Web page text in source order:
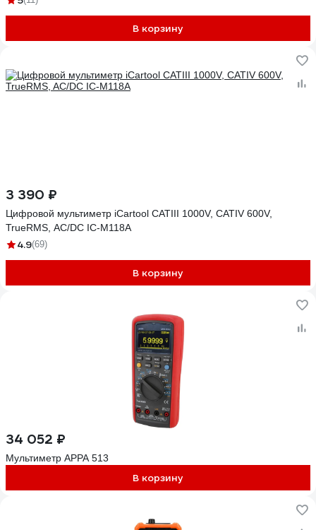
В корзину
3 390 ₽
Цифровой мультиметр iCartool CATIII 1000V, СATIV 600V,
TrueRMS, AC/DC IC-M118A
4.9(69)
В корзину
34 052 ₽
Мультиметр APPA 513
В корзину